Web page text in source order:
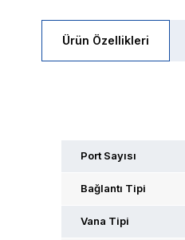
Ürün Özellikleri
Port Sayısı
Bağlantı Tipi
Vana Tipi